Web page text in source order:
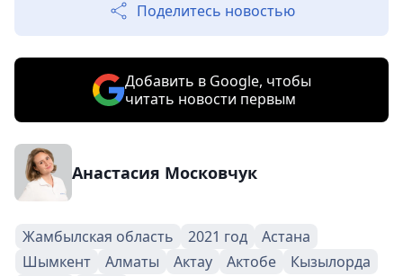
Поделитесь новостью
Добавить в Google, чтобы
читать новости первым
Анастасия Московчук
Жамбылская область 2021 год
Астана
Шымкент
Алматы Актау Актобе
Кызылорда